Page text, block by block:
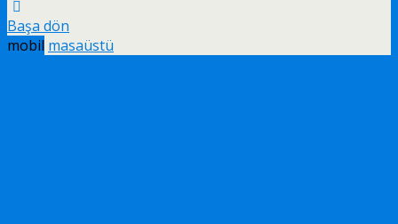
Başa dön
mobil masaüstü